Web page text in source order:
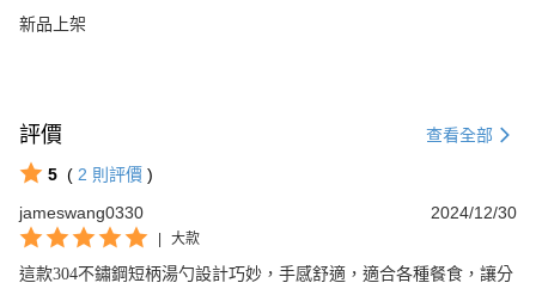
新品上架
評價 查看全部
5 ( 2 則評價 )
jameswang0330
2024/12/30
大款
這款304不鏽鋼短柄湯勺設計巧妙，手感舒適，適合各種餐食，讓分